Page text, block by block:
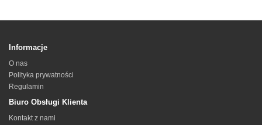
Informacje
O nas
Polityka prywatności
Regulamin
Biuro Obsługi Klienta
Kontakt z nami